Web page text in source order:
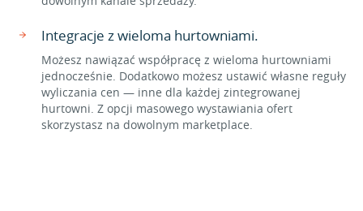
Integracje z wieloma hurtowniami.
Możesz nawiązać współpracę z wieloma hurtowniami
jednocześnie. Dodatkowo możesz ustawić własne reguły
wyliczania cen — inne dla każdej zintegrowanej
hurtowni. Z opcji masowego wystawiania ofert
skorzystasz na dowolnym marketplace.